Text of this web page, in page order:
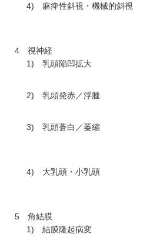
4) 麻痺性斜視・機械的斜視
4 視神経
1) 乳頭陥凹拡大
2) 乳頭発赤／浮腫
3) 乳頭蒼白／萎縮
4) 大乳頭・小乳頭
5 角結膜
1) 結膜隆起病変